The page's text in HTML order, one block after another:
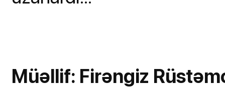
Müəllif: Firəngiz